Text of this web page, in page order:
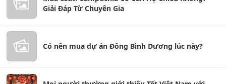
Giải Đáp Từ Chuyên Gia
Có nên mua dự án Đông Bình Dương lúc này?